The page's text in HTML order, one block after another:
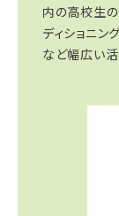
内の高校生
ディショニ
など幅広い活